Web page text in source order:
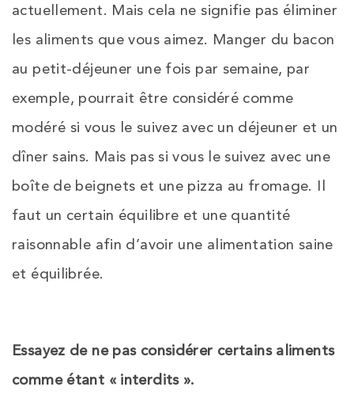
actuellement. Mais cela ne signifie pas éliminer
les aliments que vous aimez. Manger du bacon
au petit-déjeuner une fois par semaine, par
exemple, pourrait être considéré comme
modéré si vous le suivez avec un déjeuner et un
dîner sains. Mais pas si vous le suivez avec une
boîte de beignets et une pizza au fromage. Il
faut un certain équilibre et une quantité
raisonnable afin d’avoir une alimentation saine
et équilibrée.
Essayez de ne pas considérer certains aliments
comme étant « interdits ».